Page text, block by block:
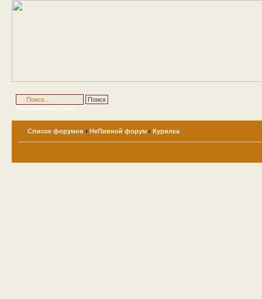
Расширенный поиск
Список форумов ‹ НеПивной форум ‹ Курилка